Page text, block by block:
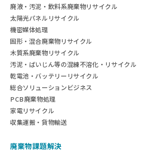
廃液・汚泥・飲料系廃棄物リサイクル
太陽光パネルリサイクル
機密媒体処理
固形・混合廃棄物リサイクル
木質系廃棄物リサイクル
汚泥・ばいじん等の混練不溶化・リサイクル
乾電池・バッテリーリサイクル
総合ソリューションビジネス
PCB廃棄物処理
家電リサイクル
収集運搬・貨物輸送
廃棄物課題解決